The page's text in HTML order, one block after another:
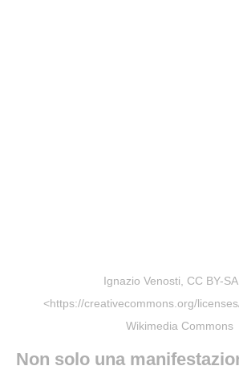
Ignazio Venosti, CC BY-
<https://creativecommons.org/
Wikimedia Commons
Non solo una